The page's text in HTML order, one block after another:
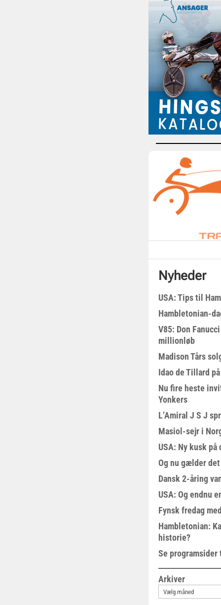
Nyheder
USA: Tips til
Hambletonian-
V85: Don
millionløb
Madison Tårs
Idao de Tillard
Nu fire heste
Yonkers
L’Amiral J S J
Masiol-sejr i
USA: Ny kusk på
Og nu gælder
Dansk 2-åring
USA: Og endnu
Fynsk fredag
Hambletonian:
historie?
Se
Arkiver